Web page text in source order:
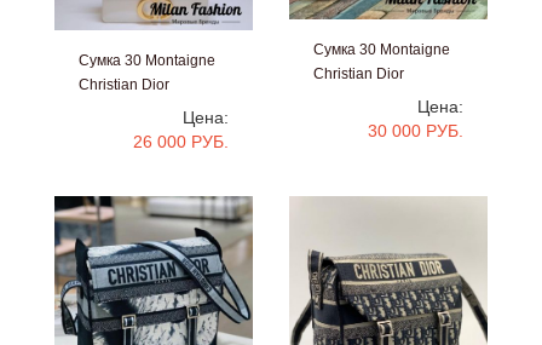
Сумка 30 Montaigne
Christian Dior
Цена:
26 000 РУБ.
Сумка 30 Montaigne
Christian Dior
Цена:
30 000 РУБ.